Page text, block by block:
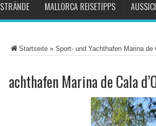
STRÄNDE MALLORCA REISETIPPS
Startseite » Sport- und Yachthafen Marina de
achthafen Marina de Cala